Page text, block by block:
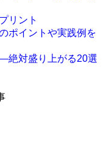
リント
ポイントや実践例を
絶対盛り上がる20選